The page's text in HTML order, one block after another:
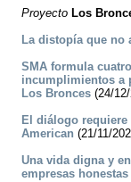
Proyecto Los
La distopía que no
SMA formula
incumplimientos a
Los Bronces (24/
El diálogo
American (21/11/
Una vida digna y
empresas